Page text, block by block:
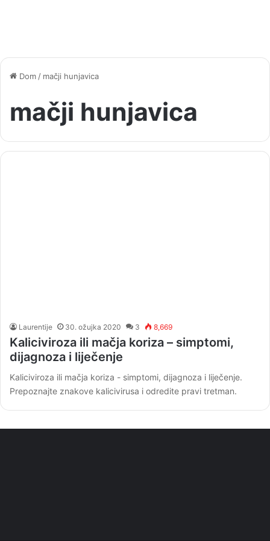
Dom/ mačji hunjavica
mačji hunjavica
Laurentije 30. ožujka 2020 3 8,669
Kaliciviroza ili mačja koriza – simptomi,
dijagnoza i liječenje
Kaliciviroza ili mačja koriza - simptomi, dijagnoza i liječenje.
Prepoznajte znakove kalicivirusa i odredite pravi tretman.